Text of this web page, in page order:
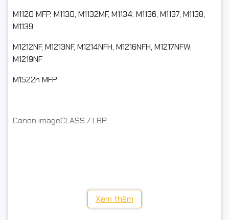
M1120 MFP, M1130, M1132MF, M1134, M1136, M1137, M1138,
M1139
M1212NF, M1213NF, M1214NFH, M1216NFH, M1217NFW,
M1219NF
M1522n MFP
Canon imageCLASS / LBP:
Xem thêm